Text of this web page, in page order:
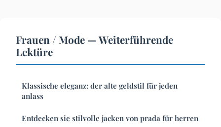
Frauen / Mode — Weiterführende
Lektüre
Klassische eleganz: der alte geldstil für jeden
anlass
Entdecken sie stilvolle jacken von prada für herren